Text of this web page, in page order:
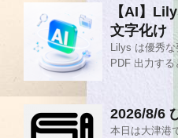
【AI】
文字化け
Lilys は優秀
PDF 出力する
2026/8/6
本日は大津港